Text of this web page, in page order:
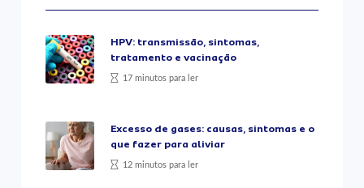
HPV: transmissão, sintomas,
tratamento e vacinação
17 minutos para ler
Excesso de gases: causas, sintomas e o
que fazer para aliviar
12 minutos para ler